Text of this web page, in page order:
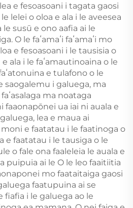
e fesoasoani i tagata gaosi
lelei o oloa e ala i le aveesea
susū e ono aafia ai le
O le faʻamaʻi faʻamaʻi mo
e fesoasoani i le tausisia o
ala i le faʻamautinoaina o le
e tulafono o le
saogalemu i galuega, ma
ma noataga
faaonapōnei ua iai ni auala e
lea e maua ai
e faatatau i le faatinoga o
e faatatau i le tausiga o le
o fale ona faaleleia le auala e
puipuia ai le O le leo faaitiitia
mo faataitaiga gaosi
faatupuina ai se
fiafia i le galuega ao le